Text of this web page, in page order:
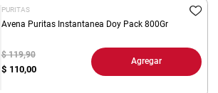
PURITAS
Avena Puritas Instantanea Doy Pack 800Gr
$ 110,00
$ 119,90
Agregar